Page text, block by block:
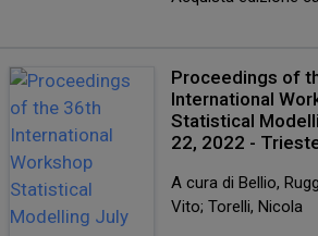
Proceedings of
International
Statistical
22, 2022 -
A cura di Bellio,
Vito; Torelli, Nicola